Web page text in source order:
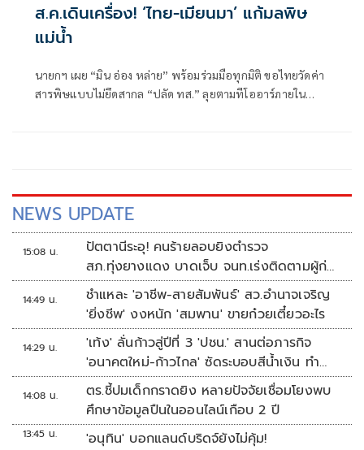
ส.ค.เดินเครื่อง! ‘ไทย-เมียนมา’ แก้มลพิษ
แม่นํ้า
นายกฯ เผย “มิน อ่อง หล่าย” พร้อมร่วมมือทุกมิติ ขอไทยวัดค่า
สารพิษแบบไม่ยึดสากล “ปลัด ทส.” ลุยตามทีโออาร์ภายใน
NEWS UPDATE
15:08 น.
ปัตตานีระอุ! คนร้ายลอบยิงตำรวจ
สภ.ทุ่งยางแดง บาดเจ็บ จนท.เร่งติดตามผู้ก่อ
เหตุ
14:49 น.
ชำแหละ 'อาชีพ-สายสัมพันธ์' สว.อำนาจเจริญ
'ยิ่งชีพ' งงหนัก 'สมพาน' ขายก๋วยเตี๋ยวอะไร
14:29 น.
'เท้ง' ลั่นก้าวสู่ปีที่ 3 'ปชน.' สานต่อภารกิจ
'อนาคตใหม่-ก้าวไกล' ซัดระบอบสีน้ำเงิน ทำ
หลักนิติรัฐ-นิติธรรมสั่นคลอน
14:08 น.
ตร.ชี้ปมเด็กกราดยิง หลายปัจจัยเชื่อมโยงพบ
ศึกษาข้อมูลปืนในออนไลน์เกือบ 2 ปี
13:45 น. 'อนุทิน' บอกแลนด์บริดจ์ยังไม่คุ้ม!